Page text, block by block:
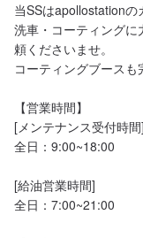
当SSはapollostationの
洗車・コーティング
頼くださいませ。
コーティングブースも
【営業時間】
[メンテナンス受付時間]
全日：9:00~18:00
[給油営業時間]
全日：7:00~21:00